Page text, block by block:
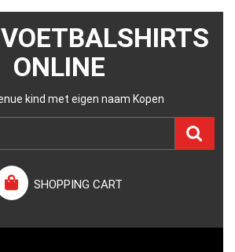
ONLINE
kind met eigen naam Kopen
SHOPPING CART